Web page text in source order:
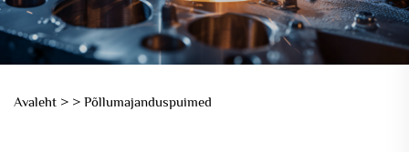
Avaleht > > Põllumajanduspuimed